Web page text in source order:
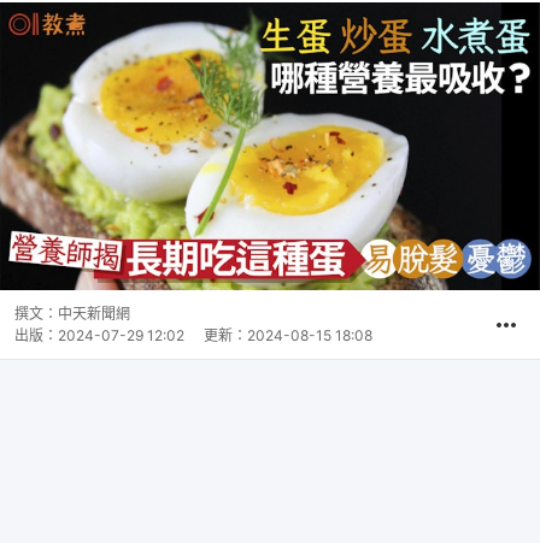
撰文： 中天新聞網
出版： 2024-07-29 12:02 更新： 2024-08-15 18:08